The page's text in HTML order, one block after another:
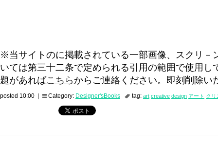
※当サイトのに掲載されている一部画像、スクリ－
いては第三十二条で定められる引用の範囲で使用し
題があればこちらからご連絡ください。即刻削除い
posted 10:00 | Category: Designer'sBooks tag: art creative design アート クリ